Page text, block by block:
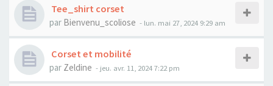
Tee_shirt corset
par Bienvenu_scoliose - lun. mai 27, 2024 9:29 am
Corset et mobilité
par Zeldine - jeu. avr. 11, 2024 7:22 pm